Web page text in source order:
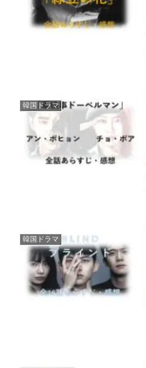
韓国ドラマ
韓国ドラマ